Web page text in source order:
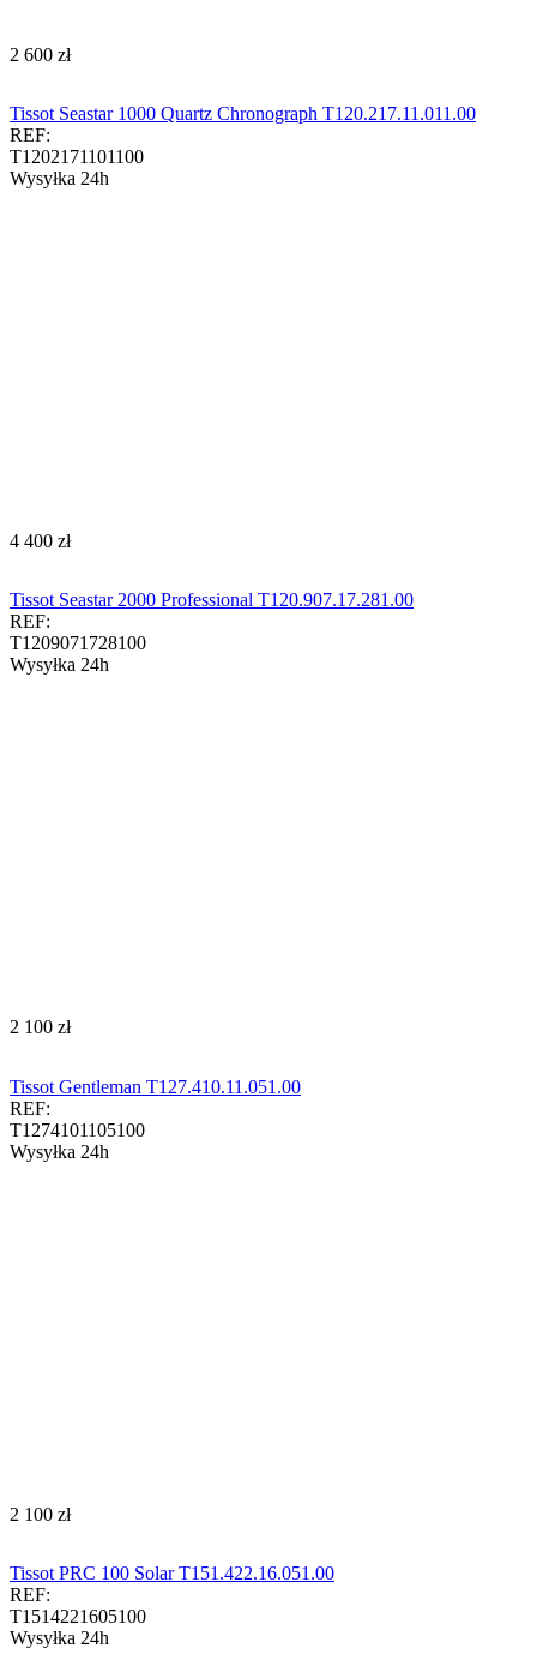
‍2 600‍ zł
Tissot Seastar 1000 Quartz Chronograph T120.217.11.011.00​​​
REF:
T1202171101100
Wysyłka 24h
‍4 400‍ zł
Tissot Seastar 2000 Professional T120.907.17.281.00
REF:
T1209071728100
Wysyłka 24h
‍2 100‍ zł
Tissot Gentleman T127.410.11.051.00
REF:
T1274101105100
Wysyłka 24h
‍2 100‍ zł
Tissot PRC 100 Solar T151.422.16.051.00
REF:
T1514221605100
Wysyłka 24h